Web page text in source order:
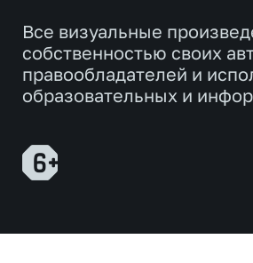
Все визуальные
собственностью своих
правообладателей и
образовательных и